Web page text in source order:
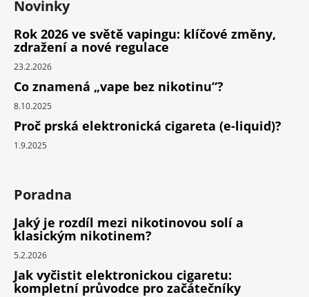
Novinky
Rok 2026 ve světě vapingu: klíčové změny,
zdražení a nové regulace
23.2.2026
Co znamená „vape bez nikotinu“?
8.10.2025
Proč prská elektronická cigareta (e-liquid)?
1.9.2025
Poradna
Jaký je rozdíl mezi nikotinovou solí a
klasickým nikotinem?
5.2.2026
Jak vyčistit elektronickou cigaretu:
kompletní průvodce pro začátečníky